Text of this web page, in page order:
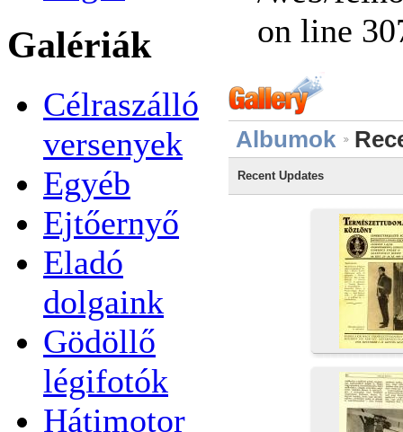
Galériák
Célraszálló
versenyek
Egyéb
Ejtőernyő
Eladó
dolgaink
Gödöllő
légifotók
Hátimotor
on line
Albumok
Recent Updates